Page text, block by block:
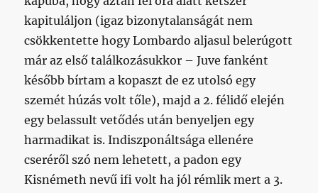
kapituláljon (igaz bizonytalanságát nem
csökkentette hogy Lombardo aljasul belerúgott
már az első találkozásukkor – Juve fanként
később bírtam a kopaszt de ez utolsó egy
szemét húzás volt tőle), majd a 2. félidő elején
egy belassult vetődés után benyeljen egy
harmadikat is. Indiszponáltsága ellenére
cseréről szó nem lehetett, a padon egy
Kisnémeth nevű ifi volt ha jól rémlik mert a 3.